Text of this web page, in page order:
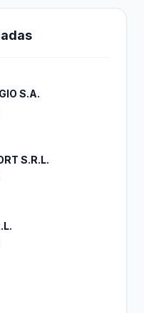
S.A.
S.R.L.